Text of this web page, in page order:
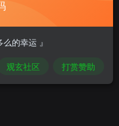
的幸运 』
观玄社区 打赏赞助